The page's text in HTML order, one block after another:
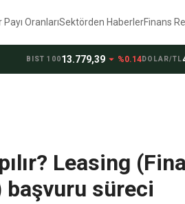
Payı OranlarıSektörden HaberlerFinans
BIST 10013.779,39arrow_drop_down%0.14 DOLAR/TL
Leasing
başvuru süreci